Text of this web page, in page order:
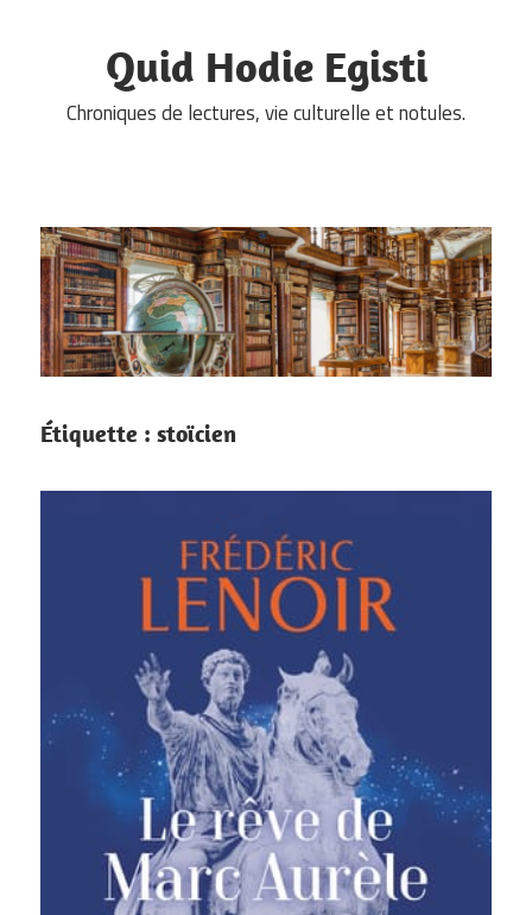
Quid Hodie Egisti
Chroniques de lectures, vie culturelle et notules.
Étiquette : stoïcien